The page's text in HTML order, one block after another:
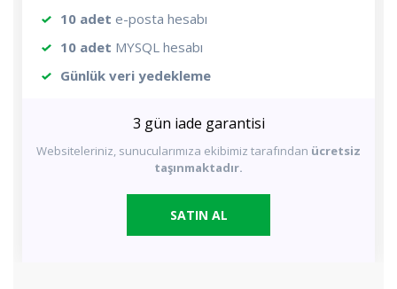
10 adet e-posta hesabı
10 adet MYSQL hesabı
Günlük veri yedekleme
3 gün iade garantisi
Websiteleriniz, sunucularımıza ekibimiz tarafından ücretsiz
taşınmaktadır.
SATIN AL